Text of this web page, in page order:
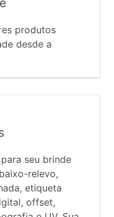
produtos
desde a
seu brinde
relevo,
etiqueta
offset,